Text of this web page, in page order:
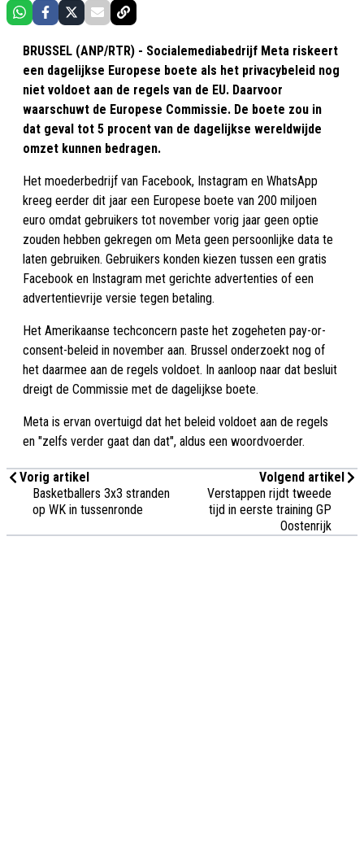
BRUSSEL (ANP/RTR) - Socialemediabedrijf Meta riskeert
een dagelijkse Europese boete als het privacybeleid nog
niet voldoet aan de regels van de EU. Daarvoor
waarschuwt de Europese Commissie. De boete zou in
dat geval tot 5 procent van de dagelijkse wereldwijde
omzet kunnen bedragen.
Het moederbedrijf van Facebook, Instagram en WhatsApp
kreeg eerder dit jaar een Europese boete van 200 miljoen
euro omdat gebruikers tot november vorig jaar geen optie
zouden hebben gekregen om Meta geen persoonlijke data te
laten gebruiken. Gebruikers konden kiezen tussen een gratis
Facebook en Instagram met gerichte advertenties of een
advertentievrije versie tegen betaling.
Het Amerikaanse techconcern paste het zogeheten pay-or-
consent-beleid in november aan. Brussel onderzoekt nog of
het daarmee aan de regels voldoet. In aanloop naar dat besluit
dreigt de Commissie met de dagelijkse boete.
Meta is ervan overtuigd dat het beleid voldoet aan de regels
en "zelfs verder gaat dan dat", aldus een woordvoerder.
Vorig artikel
Basketballers 3x3 stranden
op WK in tussenronde
Volgend artikel
Verstappen rijdt tweede
tijd in eerste training GP
Oostenrijk